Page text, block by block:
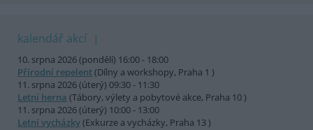
kalendář akcí
10. srpna 2026 (pondělí) 16:00 - 18:00
Přírodní repelent(Dílny a workshopy, Praha 1 )
11. srpna 2026 (úterý) 09:30 - 11:30
Letní herna (Tábory, výlety a pobytové akce, Praha 10 )
11. srpna 2026 (úterý) 10:00 - 13:00
Letní vycházky(Exkurze a vycházky, Praha 13 )